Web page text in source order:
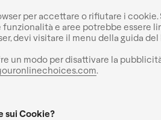
per accettare o rifiutare i
e aree potrebbe essere
devi visitare il menu della guida
un modo per disattivare la
.
sui Cookie?